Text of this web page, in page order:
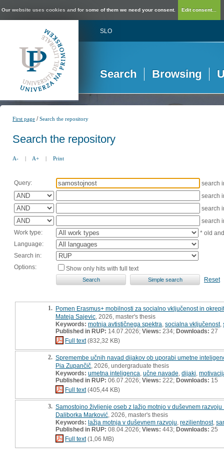
Our website uses cookies and for some of them we need your consent. Edit consent...
SLO
Search Browsing
First page /Search the repository
Search the repository
A- | A+ | Print
Query:
search
search
search
search
Work type:
* old
Language:
Search in:
Options:
Show only hits with full text
Reset
1. Pomen Erasmus+ mobilnosti za socialno vključenost in
Mateja Sajevic , 2026, master's thesis
Keywords: motnja avtističnega spektra socialna vključenost,
Published in RUP: 14.07.2026; Views: 234; Downloads: 27
Full text(832,32 KB)
2. Spremembe učnih navad dijakov ob uporabi umetne
Pia Zupančič , 2026, undergraduate thesis
Keywords: umetna inteligenca učne navade dijaki
Published in RUP: 06.07.2026; Views: 222; Downloads: 15
Full text(405,44 KB)
3. Samostojno življenje oseb z lažjo motnjo v duševnem razvoju
Daliborka Marković , 2026, master's thesis
Keywords: lažja motnja v duševnem razvoju rezilientnost,
Published in RUP: 08.04.2026; Views: 443; Downloads: 25
Full text(1,06 MB)